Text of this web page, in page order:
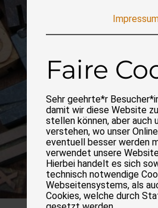
Faire
Sehr geehrte*r
damit wir diese Website
stellen können, aber auch
verstehen, wo unser
eventuell besser werden
verwendet unsere
Hierbei handelt es sich
technisch notwendige
Webseitensystems, als
Cookies, welche durch